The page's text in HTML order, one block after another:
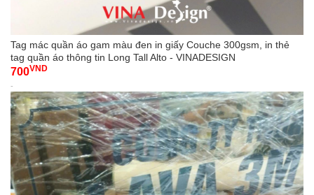
Tag mác quần áo gam màu đen in giấy Couche 300gsm, in thẻ
tag quần áo thông tin Long Tall Alto - VINADESIGN
700VND
-